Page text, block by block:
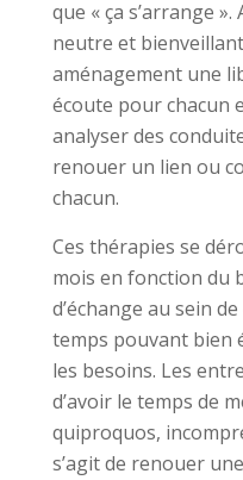
que « ça s’arrange
neutre et
aménagement une
écoute pour chacun
analyser des
renouer un lien ou
chacun.
Ces thérapies se
mois en fonction du
d’échange au sein
temps pouvant bien
les besoins. Les
d’avoir le temps de
quiproquos,
s’agit de renouer